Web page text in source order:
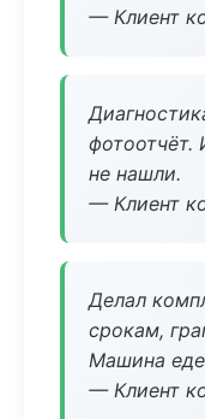
— Клиент
фотоотчёт.
не нашли.
— Клиент
Делал
срокам,
Машина
— Клиент